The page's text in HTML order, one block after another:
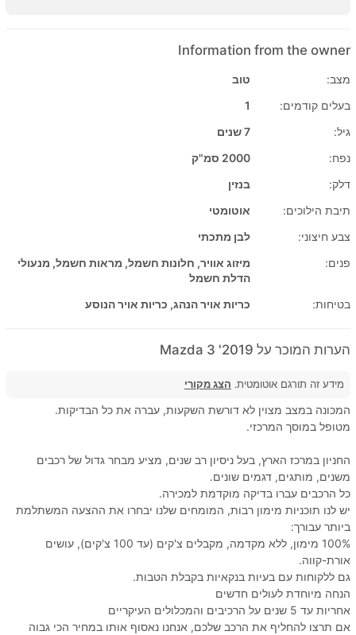
Information from the owner
מצב:
טוב
בעלים קודמים:
1
גיל:
7 שנים
נפח:
2000 סמ"ק
דלק:
בנזין
תיבת הילוכים:
אוטומטי
צבע חיצוני:
לבן מתכתי
פנים:
מיזוג אוויר, חלונות חשמל, מראות חשמל, מנעולי
הדלת חשמל
בטיחות:
כריות אויר הנהג, כריות אויר הנוסע
הערות המוכר על 2019' Mazda 3
מידע זה תורגם אוטומטית. הצג מקורי
המכונה במצב מצוין לא דורשת השקעות, עברה את כל הבדיקות.
מטופל במוסך המרכזי.
החניון במרכז הארץ, בעל ניסיון רב שנים, מציע מבחר גדול של רכבים
משנים, מותגים, דגמים שונים.
כל הרכבים עברו בדיקה מוקדמת למכירה.
יש לנו תוכניות מימון רבות, המומחים שלנו יבחרו את ההצעה המשתלמת
ביותר עבורך:
100% מימון, ללא מקדמה, מקבלים צ'קים (עד 100 צ'קים), עושים
אורת-קווה.
גם ללקוחות עם בעיות בנקאיות בקבלת הטבות.
הנחה מיוחדת לעולים חדשים
אחריות עד 5 שנים על הרכיבים והמכלולים העיקריים
אם תרצו להחליף את הרכב שלכם, אנחנו נאסוף אותו במחיר הכי גבוה